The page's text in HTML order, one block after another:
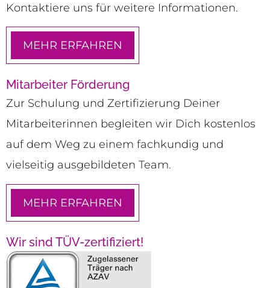
Kontaktiere uns für weitere Informationen.
MEHR ERFAHREN
Mitarbeiter Förderung
Zur Schulung und Zertifizierung Deiner
Mitarbeiterinnen begleiten wir Dich kostenlos
auf dem Weg zu einem fachkundig und
vielseitig ausgebildeten Team.
MEHR ERFAHREN
Wir sind TÜV-zertifiziert!